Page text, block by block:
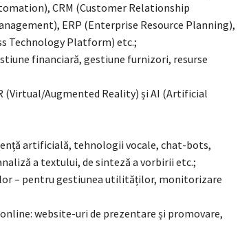
CRM (Customer Relationship
ERP (Enterprise Resource Planning),
Technology Platform) etc.;
financiară, gestiune furnizori, resurse
(Virtual/Augmented Reality) și AI (Artificial
artificială, tehnologii vocale, chat-bots,
a textului, de sinteză a vorbirii etc.;
– pentru gestiunea utilităților, monitorizare
website-uri de prezentare și promovare,